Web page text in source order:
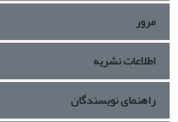
مرور
اطلاعات نشریه
راهنمای نویسندگان